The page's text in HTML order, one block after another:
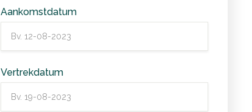
Aankomstdatum
Vertrekdatum